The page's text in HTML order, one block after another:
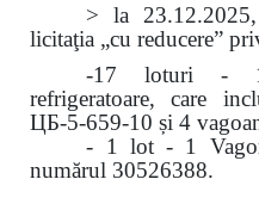
> la
licitaţia „cu reducere”
-17 loturi -
refrigeratoare, care
ЦБ-5-659-10 și 4
- 1 lot - 1
numărul 30526388.